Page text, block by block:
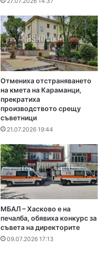
Отмениха отстраняването
на кмета на Караманци,
прекратиха
производството срещу
съветници
21.07.2026 19:44
МБАЛ – Хасково е на
печалба, обявиха конкурс за
съвета на директорите
09.07.2026 17:13